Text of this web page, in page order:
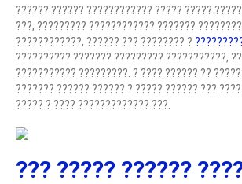
?????? ?????? ???????????? ????? ?????
???, ????????? ???????????? ???????
????????????, ?????? ??? ???????? ?
?????????? ??????? ????????? ???????????,
??????????? ?????????. ? ???? ?????? ??
??????? ?????? ?????? ? ????? ?????? ???
????? ? ???? ????????????? ???.
??? ????? ??????